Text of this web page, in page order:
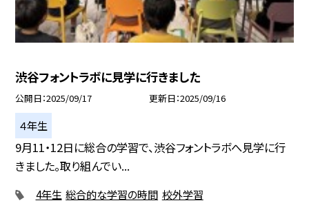
渋谷フォントラボに見学に行きました
公開日 2025/09/17 更新日 2025/09/16
４年生
9月11・12日に総合の学習で、渋谷フォントラボへ見学に行
きました。取り組んでい...
4年生 総合的な学習の時間 校外学習